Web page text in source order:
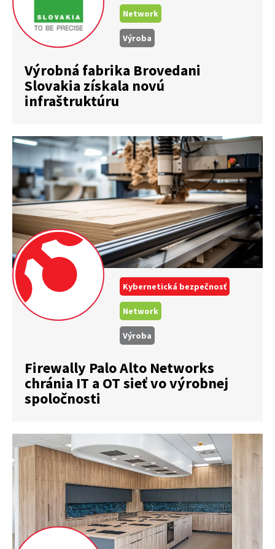
Network
Výroba
Výrobná fabrika Brovedani
Slovakia získala novú
infraštruktúru
Kybernetická bezpečnosť
Network
Výroba
Firewally Palo Alto Networks
chránia IT a OT sieť vo výrobnej
spoločnosti